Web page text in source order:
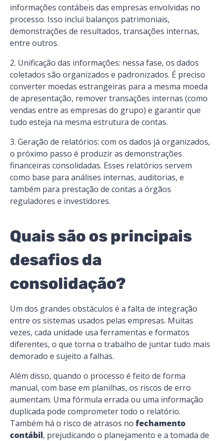
informações contábeis das empresas envolvidas no
processo. Isso inclui balanços patrimoniais,
demonstrações de resultados, transações internas,
entre outros.
Unificação das informações: nessa fase, os dados
coletados são organizados e padronizados. É preciso
converter moedas estrangeiras para a mesma moeda
de apresentação, remover transações internas (como
vendas entre as empresas do grupo) e garantir que
tudo esteja na mesma estrutura de contas.
Geração de relatórios: com os dados já organizados,
o próximo passo é produzir as demonstrações
financeiras consolidadas. Esses relatórios servem
como base para análises internas, auditorias, e
também para prestação de contas a órgãos
reguladores e investidores.
Quais são os principais
desafios da
consolidação?
Um dos grandes obstáculos é a falta de integração
entre os sistemas usados pelas empresas. Muitas
vezes, cada unidade usa ferramentas e formatos
diferentes, o que torna o trabalho de juntar tudo mais
demorado e sujeito a falhas.
Além disso, quando o processo é feito de forma
manual, com base em planilhas, os riscos de erro
aumentam. Uma fórmula errada ou uma informação
duplicada pode comprometer todo o relatório.
Também há o risco de atrasos no fechamento
contábil, prejudicando o planejamento e a tomada de